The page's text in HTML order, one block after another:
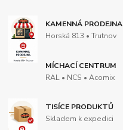
KAMENNÁ PRODEJNA
Horská 813 • Trutnov
MÍCHACÍ CENTRUM
RAL • NCS • Acomix
TISÍCE PRODUKTŮ
Skladem k expedici